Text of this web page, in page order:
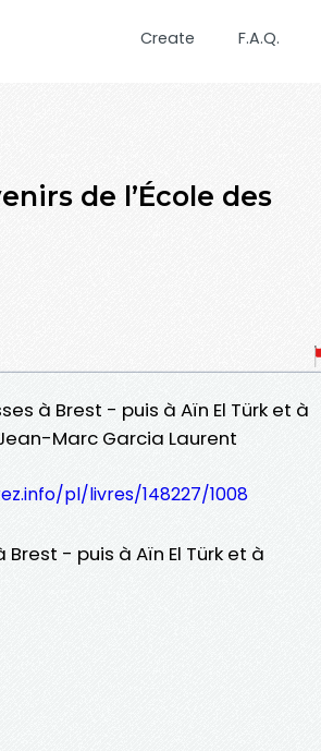
Create F.A.Q.
de l’École des
à Brest - puis à Aïn El Türk et à
Marc Garcia Laurent
pl/livres/148227/1008
- puis à Aïn El Türk et à